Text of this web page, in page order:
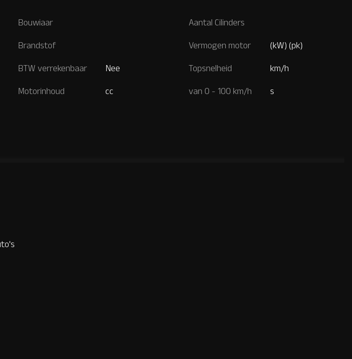
Bouwiaar
Brandstof
BTW verrekenbaar Nee
Motorinhoud cc
Aantal Cilinders
Vermogen motor (kW) (pk)
Topsnelheid km/h
van 0 - 100 km/h s